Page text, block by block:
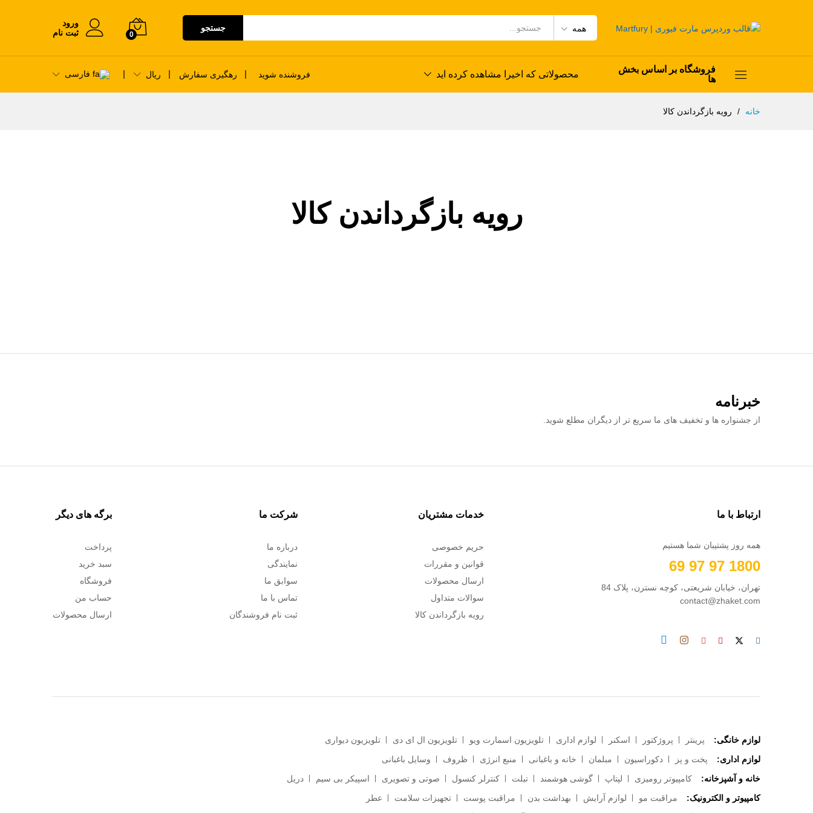
همه جستجو
0
ورود
ثبت نام
فروشگاه بر اساس بخش
ها
محصولاتی که اخیرا مشاهده کرده اید فروشنده شوید رهگیری سفارش ریال فارسی
خانه / رویه بازگرداندن کالا
رویه بازگرداندن کالا
خبرنامه
از جشنواره ها و تخفیف های ما سریع تر از دیگران مطلع شوید.
ارتباط با ما
همه روز پشتیبان شما هستیم
1800 97 97 69
تهران، خیابان شریعتی، کوچه نسترن، پلاک 84
contact@zhaket.com
خدمات مشتریان
حریم خصوصی
قوانین و مقررات
ارسال محصولات
سوالات متداول
رویه بازگرداندن کالا
شرکت ما
درباره ما
نمایندگی
سوابق ما
تماس با ما
ثبت نام فروشندگان
برگه های دیگر
پرداخت
سبد خرید
فروشگاه
حساب من
ارسال محصولات
لوازم خانگی: پرینتر پروژکتور اسکنر لوازم اداری تلویزیون اسمارت ویو تلویزیون ال ای دی
تلویزیون دیواری
لوازم اداری:
پخت و پز دکوراسیون مبلمان خانه و باغبانی منبع انرژی ظروف
وسایل باغبانی
خانه و آشپزخانه:
کامپیوتر رومیزی لپتاپ گوشی هوشمند تبلت کنترلر کنسول صوتی و تصویری اسپیکر بی سیم
دریل
کامپیوتر و الکترونیک:
مراقبت مو لوازم آرایش بهداشت بدن مراقبت پوست تجهیزات سلامت
عطر